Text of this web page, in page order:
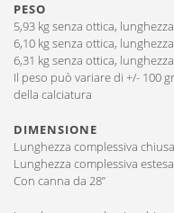
PESO
5,93 kg senza ottica,
6,10 kg senza ottica,
6,31 kg senza ottica,
Il peso può variare di +/- 100
della calciatura
DIMENSIONE
Lunghezza complessiva
Lunghezza complessiva
Con canna da 28”